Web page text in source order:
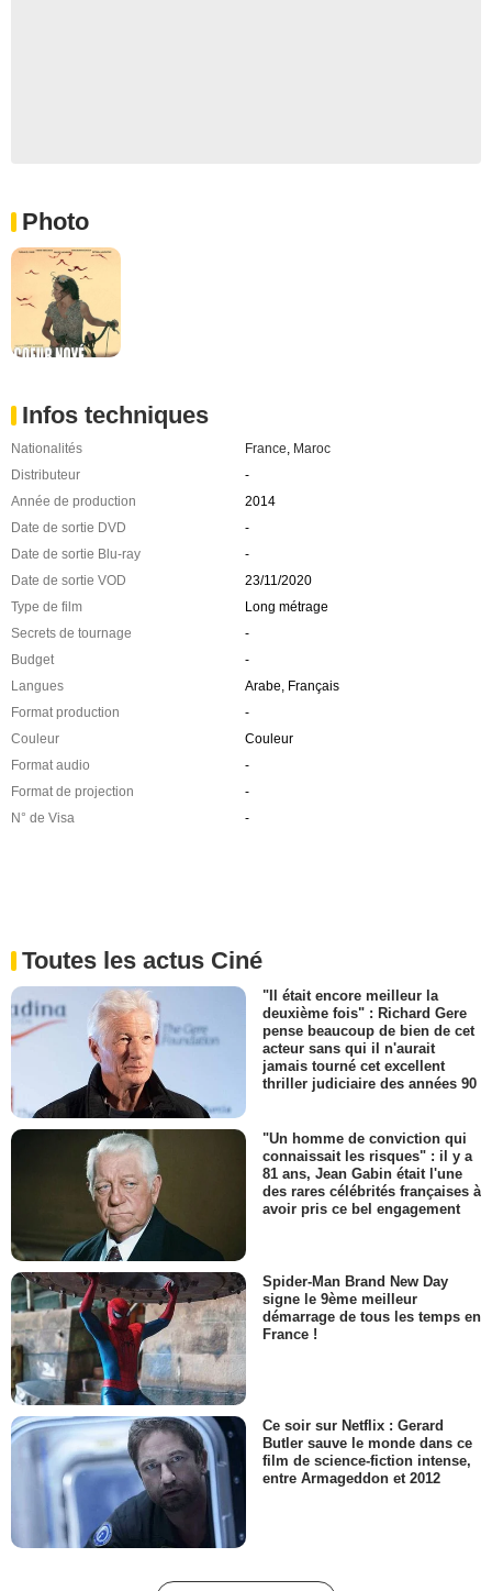
Photo
Infos techniques
Nationalités France Maroc
Distributeur
-
Année de production
2014
Date de sortie DVD
-
Date de sortie Blu-ray
-
Date de sortie VOD
23/11/2020
Type de film
Long métrage
Secrets de tournage
-
Budget
-
Langues
Arabe, Français
Format production
-
Couleur
Couleur
Format audio
-
Format de projection
-
N° de Visa
-
Toutes les actus Ciné
"Il était encore meilleur la
deuxième fois" : Richard Gere
pense beaucoup de bien de cet
acteur sans qui il n'aurait
jamais tourné cet excellent
thriller judiciaire des années 90
"Un homme de conviction qui
connaissait les risques" : il y a
81 ans, Jean Gabin était l'une
des rares célébrités françaises à
avoir pris ce bel engagement
Spider-Man Brand New Day
signe le 9ème meilleur
démarrage de tous les temps en
France !
Ce soir sur Netflix : Gerard
Butler sauve le monde dans ce
film de science-fiction intense,
entre Armageddon et 2012